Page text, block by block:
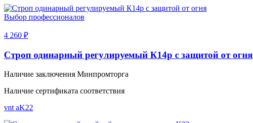
Выбор профессионалов
4 260 ₽
Строп одинарный регулируемый К14р с защитой от огня
Наличие заключения Минпромторга
Наличие сертификата соответствия
vnt aK22